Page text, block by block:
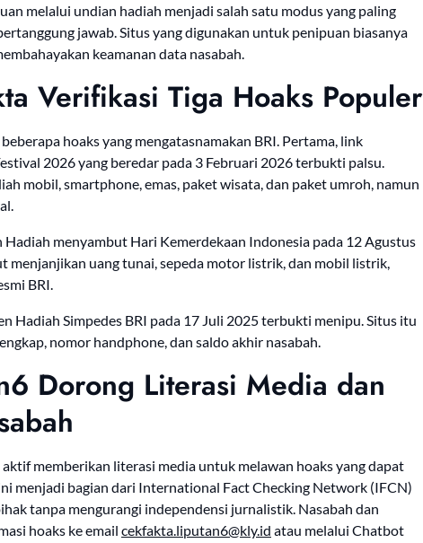
melalui undian hadiah menjadi salah satu modus yang paling
jawab. Situs yang digunakan untuk penipuan biasanya
keamanan data nasabah.
Verifikasi Tiga Hoaks Populer
hoaks yang mengatasnamakan BRI. Pertama, link
2026 yang beredar pada 3 Februari 2026 terbukti palsu.
mobil, smartphone, emas, paket wisata, dan paket umroh, namun
menyambut Hari Kemerdekaan Indonesia pada 12 Agustus
menjanjikan uang tunai, sepeda motor listrik, dan mobil listrik,
BRI.
Hadiah Simpedes BRI pada 17 Juli 2025 terbukti menipu. Situs itu
nomor handphone, dan saldo akhir nasabah.
Dorong Literasi Media dan
memberikan literasi media untuk melawan hoaks yang dapat
menjadi bagian dari International Fact Checking Network (IFCN)
tanpa mengurangi independensi jurnalistik. Nasabah dan
hoaks ke email cekfakta.liputan6@kly.id atau melalui Chatbot